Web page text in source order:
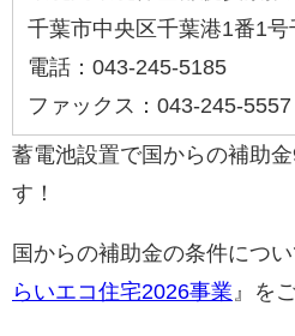
千葉市中央区千葉港1番1
電話：043-245-5185
ファックス：043-245-5557
蓄電池設置で国からの補助
す！
国からの補助金の条件につ
らいエコ住宅2026事業 』を